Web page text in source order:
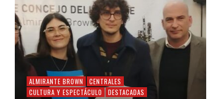
ALMIRANTE BROWN
CENTRALES
CULTURA Y ESPECTÁCULO
DESTACADAS